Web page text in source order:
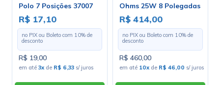
Polo 7 Posições 37007
A1B1E1S
R$ 17,10
no PIX ou Boleto com 10% de
desconto
R$ 19,00
em até3xde R$ 6,33 s/ juros
Ohms 25W 8 Polegadas
- ZJ04020
R$ 414,00
no PIX ou Boleto com 10% de
desconto
R$ 460,00
em até 10xde R$ 46,00 s/ juros